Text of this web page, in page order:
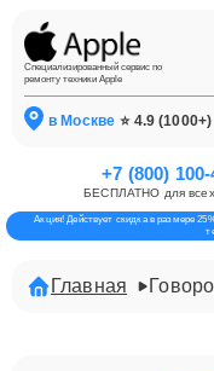
Специализированный сервис по
ремонту техники Apple
в Москве ⭐ 4.9 (1000+)
+7 (800)
БЕСПЛАТНО для всех
Акция! Действует скидка в размере
Главная